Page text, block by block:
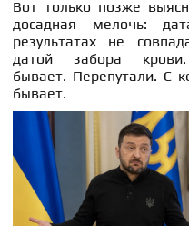
Вот только позже
досадная мелочь:
результатах не
датой забора
бывает. Перепутали. С
бывает.